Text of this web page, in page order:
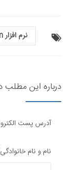
نرم افزار crm
درباره این مطلب
آدرس پست
نام و نام